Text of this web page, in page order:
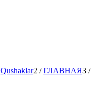
Qushaklar2 / ГЛАВНАЯ3 /